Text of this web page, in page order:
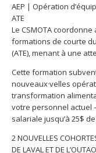
AEP | Opération
ATE
Le CSMOTA
formations de courte
(ATE), menant à une
Cette formation
nouveaux·velles
transformation
votre personnel actuel
salariale jusqu’à 25$ de
2 NOUVELLES
DE LAVAL ET DE